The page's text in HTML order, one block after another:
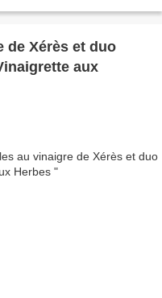
de Xérès et duo
aux